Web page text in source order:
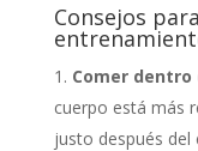
Consejos
Comer
cuerpo está más
justo después del